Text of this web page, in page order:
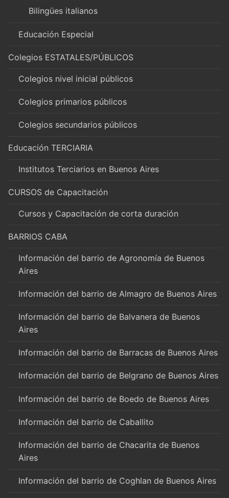
Bilingües italianos
Educación Especial
Colegios ESTATALES/PÚBLICOS
Colegios nivel inicial públicos
Colegios primarios públicos
Colegios secundarios públicos
Educación TERCIARIA
Institutos Terciarios en Buenos Aires
CURSOS de Capacitación
Cursos y Capacitación de corta duración
BARRIOS CABA
Información del barrio de Agronomía de Buenos
Aires
Información del barrio de Almagro de Buenos Aires
Información del barrio de Balvanera de Buenos
Aires
Información del barrio de Barracas de Buenos Aires
Información del barrio de Belgrano de Buenos Aires
Información del barrio de Boedo de Buenos Aires
Información del barrio de Caballito
Información del barrio de Chacarita de Buenos
Aires
Información del barrio de Coghlan de Buenos Aires